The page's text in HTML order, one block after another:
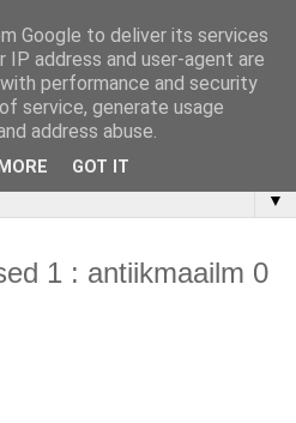
▼
1 : antiikmaailm 0
Google to deliver its services
IP address and user-agent are
performance and security
service, generate usage
address abuse.
GOT IT